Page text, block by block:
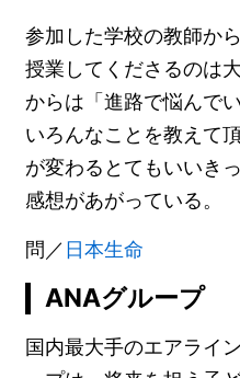
参加した学校の教師か
授業してくださるのは
からは「進路で悩んで
いろんなことを教えて
が変わるとてもいいき
感想があがっている。
問／ 日本生命
ANAグループ
国内最大手のエアライ